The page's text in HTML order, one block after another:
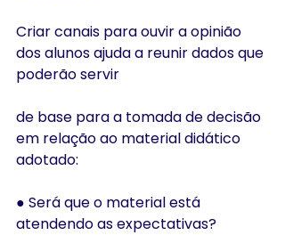
Criar canais para ouvir a opinião
dos alunos ajuda a reunir dados que
poderão servir
de base para a tomada de decisão
em relação ao material didático
adotado:
● Será que o material está
atendendo as expectativas?